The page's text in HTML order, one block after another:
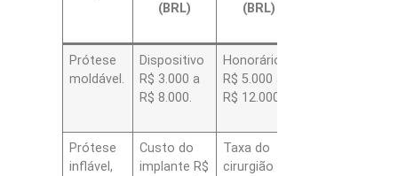
(BRL)
(BRL)
Prótese
moldável.
Dispositivo
R$ 3.000 a
R$ 8.000.
Honorários
R$ 5.000 a
R$ 12.000.
Prótese
inflável,
Custo do
implante R$
Taxa do
cirurgião R$